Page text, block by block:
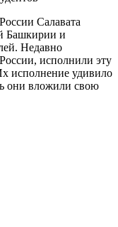
Салавата
Башкирии и
Недавно
исполнили эту
исполнение удивило
они вложили свою